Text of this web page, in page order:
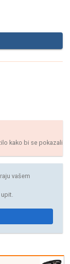
kako bi se pokazali
vašem